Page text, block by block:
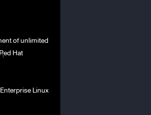
of unlimited
Hat
Linux